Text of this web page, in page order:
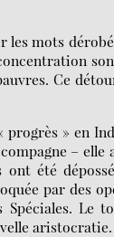
les mots
Ce
progrès » en
– elle
été
par des
Spéciales.
aristocratie.